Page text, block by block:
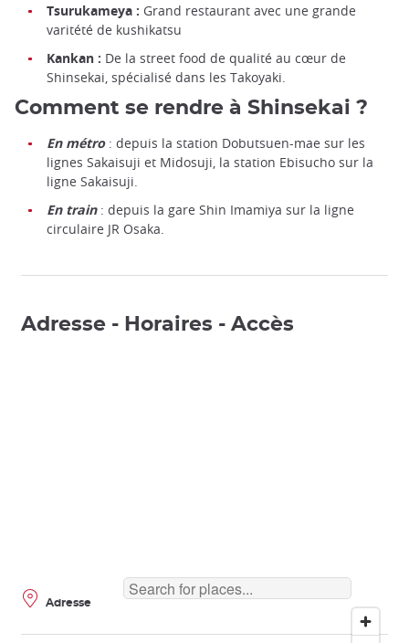
Tsurukameya : Grand restaurant avec une grande
varitété de kushikatsu
Kankan : De la street food de qualité au cœur de
Shinsekai, spécialisé dans les Takoyaki.
Comment se rendre à Shinsekai ?
En métro: depuis la station Dobutsuen-mae sur les
lignes Sakaisuji et Midosuji, la station Ebisucho sur la
ligne Sakaisuji.
En train: depuis la gare Shin Imamiya sur la ligne
circulaire JR Osaka.
Adresse - Horaires - Accès
Adresse